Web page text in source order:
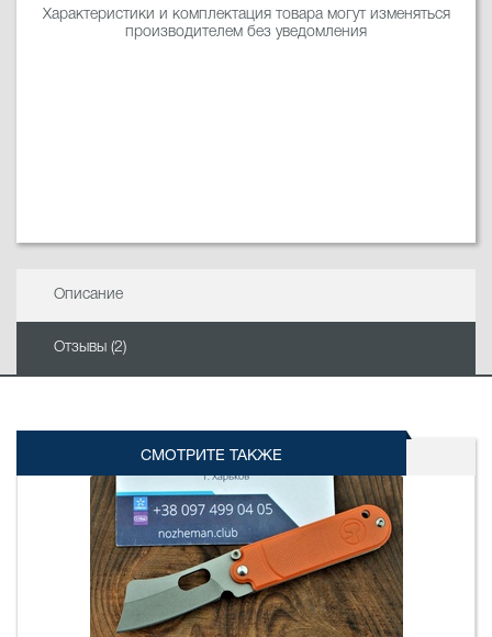
Характеристики и комплектация товара могут изменяться
производителем без уведомления
Описание
Отзывы (2)
СМОТРИТЕ ТАКЖЕ